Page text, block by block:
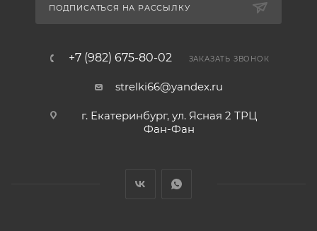
ПОДПИСАТЬСЯ НА РАССЫЛКУ
+7 (982) 675-80-02 ЗАКАЗАТЬ ЗВОНОК
strelki66@yandex.ru
г. Екатеринбург, ул. Ясная 2 ТРЦ
Фан-Фан